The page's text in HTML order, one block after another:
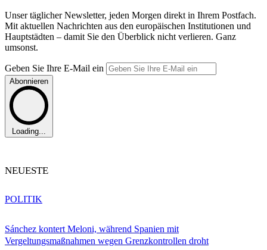
Unser täglicher Newsletter, jeden Morgen direkt in Ihrem Postfach.
Mit aktuellen Nachrichten aus den europäischen Institutionen und
Hauptstädten – damit Sie den Überblick nicht verlieren. Ganz
umsonst.
Geben Sie Ihre E-Mail ein
Abonnieren
Loading...
NEUESTE
Sánchez kontert Meloni, während Spanien mit
Vergeltungsmaßnahmen wegen Grenzkontrollen droht
POLITIK